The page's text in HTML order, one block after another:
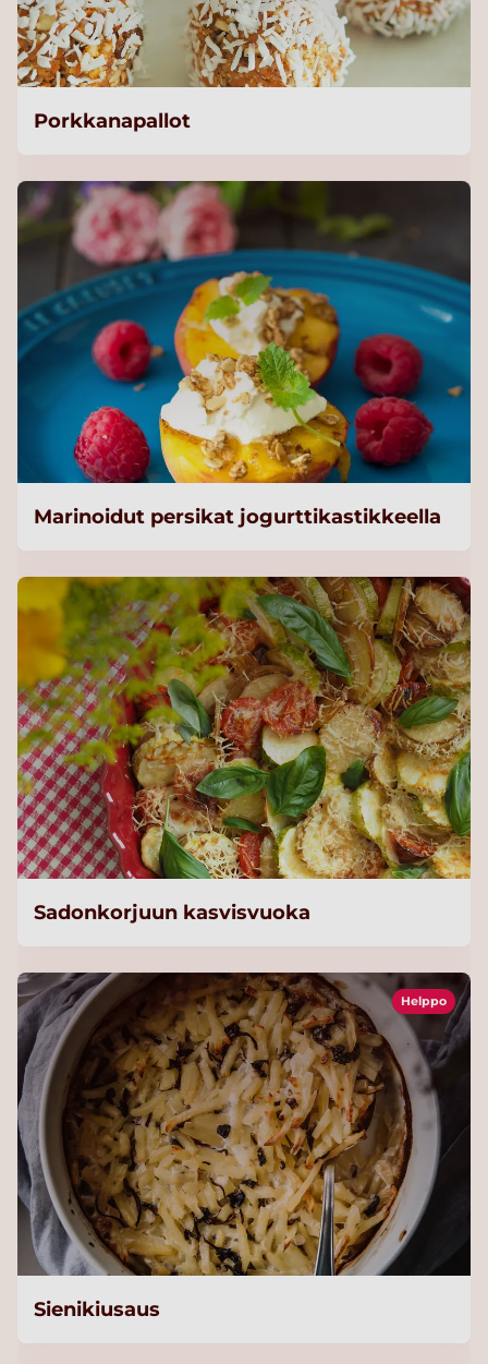
Porkkanapallot
Marinoidut persikat jogurttikastikkeella
Sadonkorjuun kasvisvuoka
Helppo
Sienikiusaus